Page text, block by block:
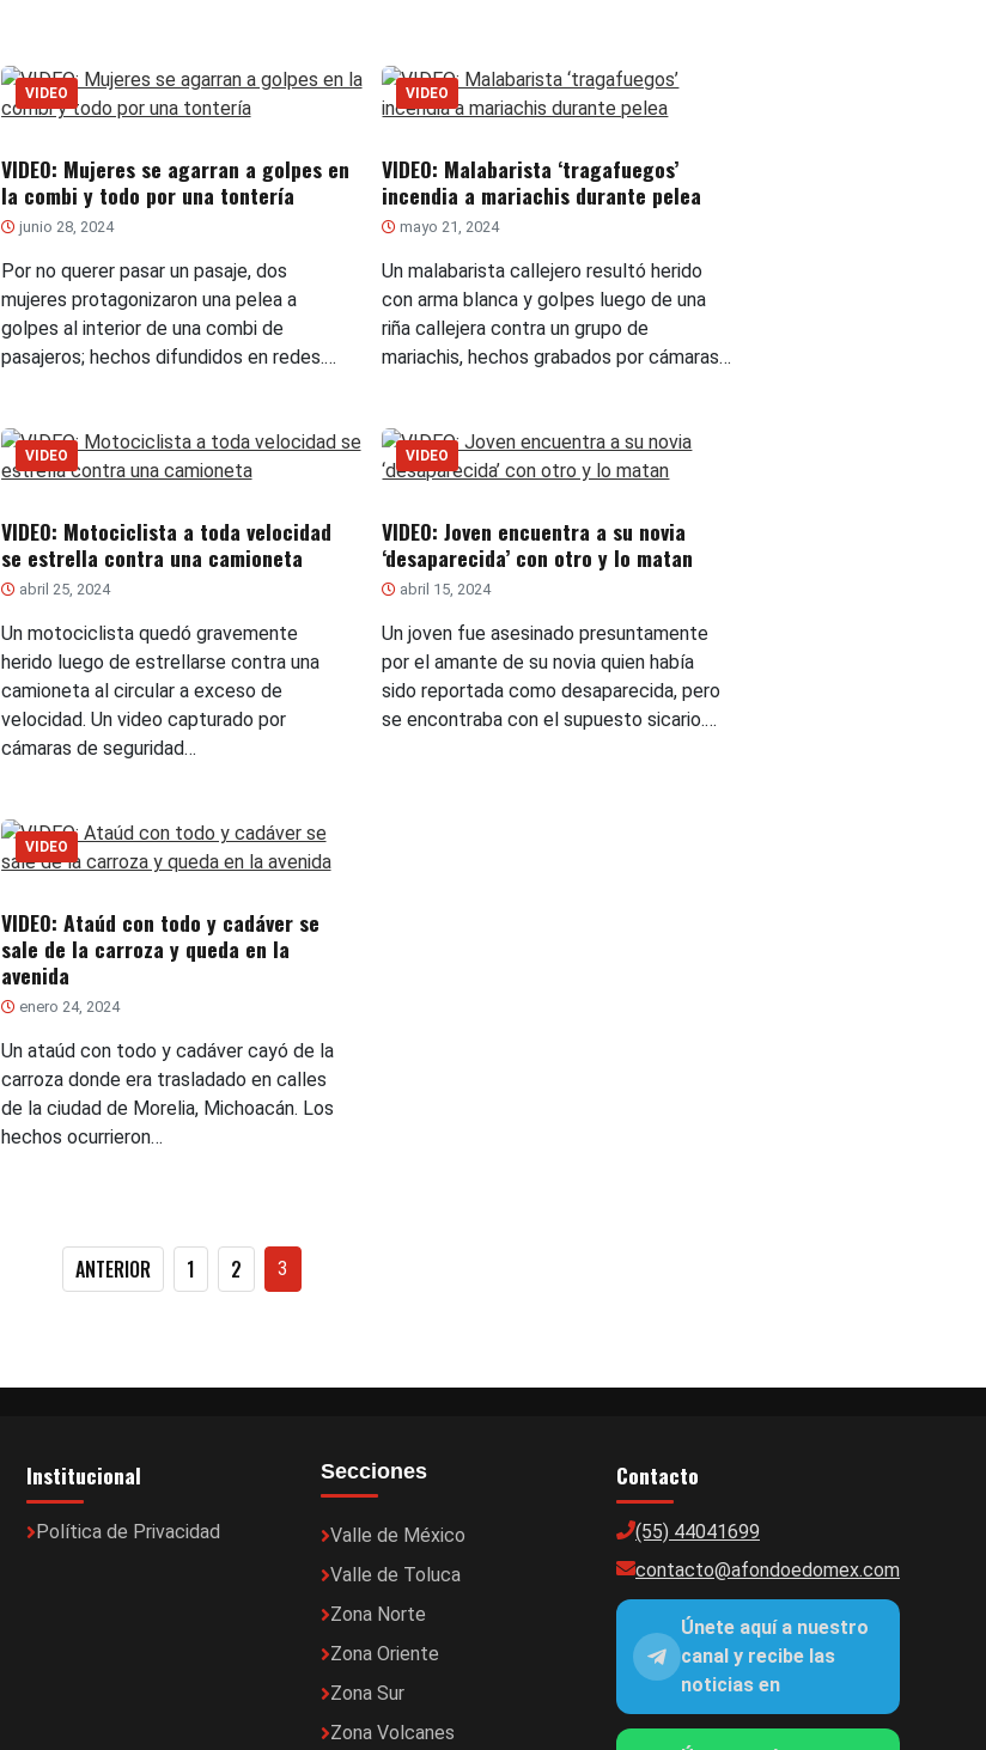
VIDEO
VIDEO: Mujeres se agarran a golpes en
la combi y todo por una tontería
junio 28, 2024
Por no querer pasar un pasaje, dos
mujeres protagonizaron una pelea a
golpes al interior de una combi de
pasajeros; hechos difundidos en redes.…
VIDEO
VIDEO: Malabarista ‘tragafuegos’
incendia a mariachis durante pelea
mayo 21, 2024
Un malabarista callejero resultó herido
con arma blanca y golpes luego de una
riña callejera contra un grupo de
mariachis, hechos grabados por cámaras…
VIDEO
VIDEO: Motociclista a toda velocidad
se estrella contra una camioneta
abril 25, 2024
Un motociclista quedó gravemente
herido luego de estrellarse contra una
camioneta al circular a exceso de
velocidad. Un video capturado por
cámaras de seguridad…
VIDEO
VIDEO: Joven encuentra a su novia
‘desaparecida’ con otro y lo matan
abril 15, 2024
Un joven fue asesinado presuntamente
por el amante de su novia quien había
sido reportada como desaparecida, pero
se encontraba con el supuesto sicario.…
VIDEO
VIDEO: Ataúd con todo y cadáver se
sale de la carroza y queda en la
avenida
enero 24, 2024
Un ataúd con todo y cadáver cayó de la
carroza donde era trasladado en calles
de la ciudad de Morelia, Michoacán. Los
hechos ocurrieron…
Paginación
ANTERIOR 1 2 3
Institucional
Política de Privacidad
Secciones
Valle de México
Valle de Toluca
Zona Norte
Zona Oriente
Zona Sur
Zona Volcanes
Contacto
(55) 44041699
contacto@afondoedomex.com
Únete aquí a nuestro
canal y recibe las
noticias en